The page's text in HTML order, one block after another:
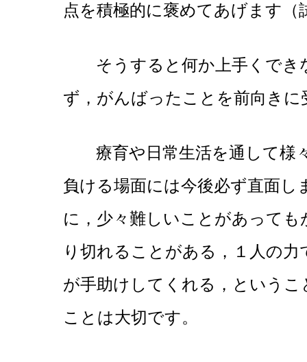
点を積極的に褒めてあげます（
そうすると何か上手くでき
ず，がんばったことを前向き
療育や日常生活を通して様
負ける場面には今後必ず直面
に，少々難しいことがあって
り切れることがある，１人の
が手助けしてくれる，という
ことは大切です。